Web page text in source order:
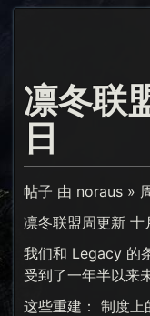
凛冬联
日
帖子 由 noraus »
凛冬联盟周更新 十
我们和 Legacy 的
受到了一年半以来
这些重建： 制度上